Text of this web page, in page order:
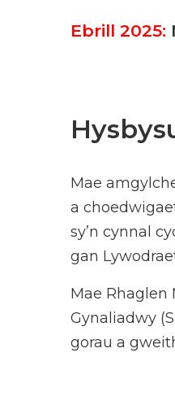
Ebrill 2025:
Mae
a
sy’n cynnal
gan
Mae Rhaglen
Gynaliadwy
gorau a